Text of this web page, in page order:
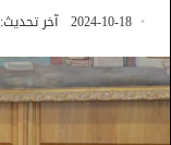
2024-10-18 آخر تحديث: 2024-10-18